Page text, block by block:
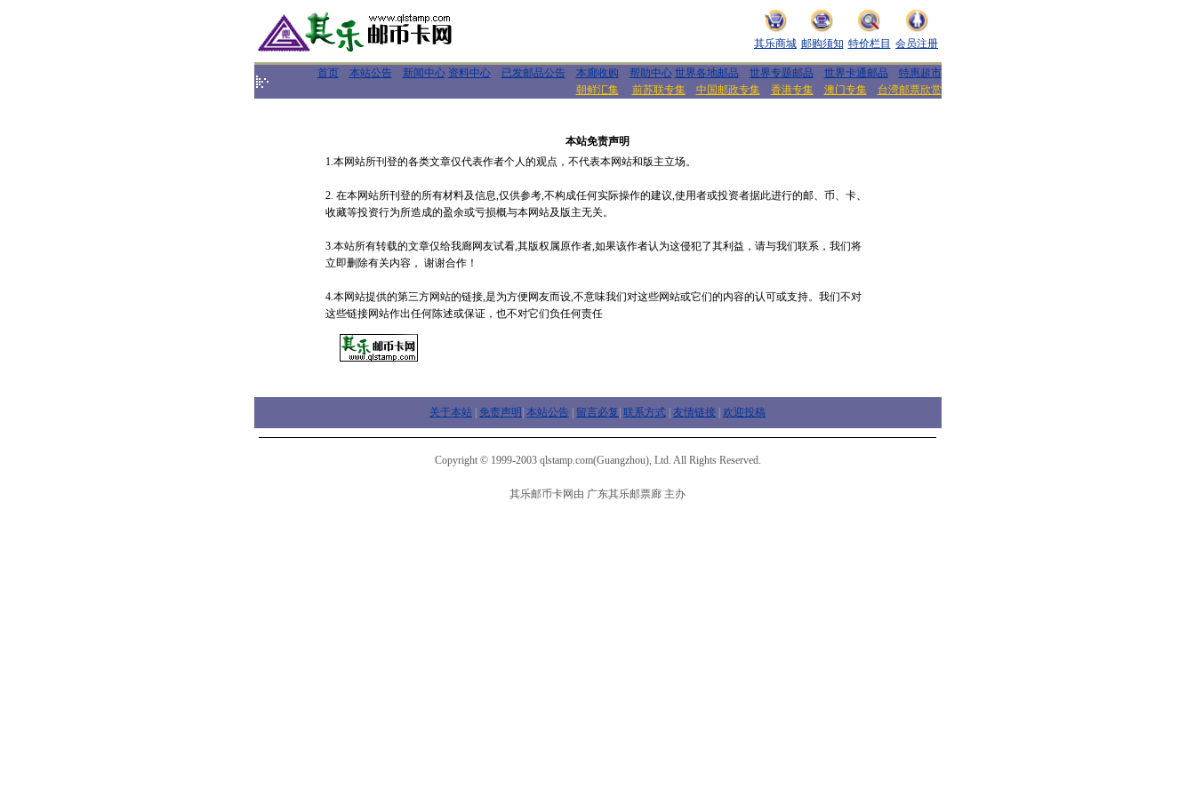
其乐商城 邮购须知 特价栏目 会员注册
首页 本站公告 新闻中心 资料中心 已发邮品公告 本廊收购 帮助中心 世界各地邮品 世界专题邮品 世界卡通邮品
特惠超市
朝鲜汇集
前苏联专集 中国邮政专集 香港专集 澳门专集 台湾邮票欣赏
本站免责声明
1.本网站所刊登的各类文章仅代表作者个人的观点，不代表本网站和版主立场。
2. 在本网站所刊登的所有材料及信息,仅供参考,不构成任何实际操作的建议,使用者或投资者据此进行的邮、币、卡、
收藏等投资行为所造成的盈余或亏损概与本网站及版主无关。
3.本站所有转载的文章仅给我廊网友试看,其版权属原作者,如果该作者认为这侵犯了其利益，请与我们联系，我们将
立即删除有关内容， 谢谢合作！
4.本网站提供的第三方网站的链接,是为方便网友而设,不意味我们对这些网站或它们的内容的认可或支持。我们不对
这些链接网站作出任何陈述或保证，也不对它们负任何责任
关于本站 免责声明 本站公告 留言必复 联系方式 友情链接 欢迎投稿
Copyright © 1999-2003 qlstamp.com(Guangzhou), Ltd. All Rights Reserved.
其乐邮币卡网由 广东其乐邮票廊 主办